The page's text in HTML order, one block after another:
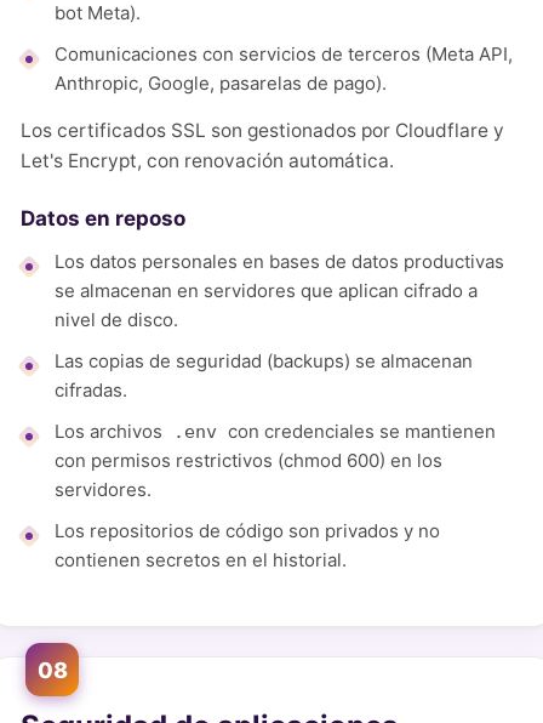
bot Meta).
Comunicaciones con servicios de terceros (Meta API,
Anthropic, Google, pasarelas de pago).
Los certificados SSL son gestionados por Cloudflare y
Let's Encrypt, con renovación automática.
Datos en reposo
Los datos personales en bases de datos productivas
se almacenan en servidores que aplican cifrado a
nivel de disco.
Las copias de seguridad (backups) se almacenan
cifradas.
Los archivos
.env con credenciales se mantienen
con permisos restrictivos (chmod 600) en los
servidores.
Los repositorios de código son privados y no
contienen secretos en el historial.
08